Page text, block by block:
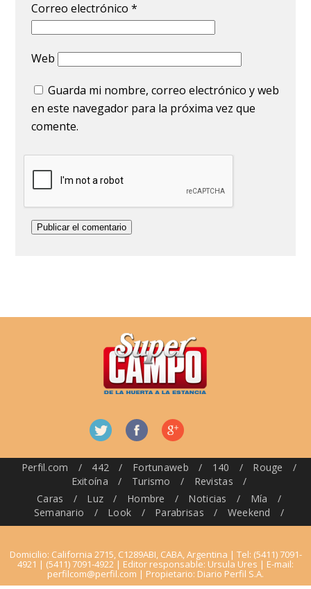
Correo electrónico*
Web
Guarda mi nombre, correo electrónico y web
en este navegador para la próxima vez que
comente.
Perfil.com / 442 / Fortunaweb / 140 / Rouge
/
Exitoína
/ Turismo / Revistas
/
Caras
/ Luz / Hombre / Noticias / Mía
/
Semanario
/ Look / Parabrisas / Weekend /
Domicilio: California 2715, C1289ABI, CABA, Argentina | Tel: (5411) 7091-
4921 | (5411) 7091-4922 | Editor responsable: Ursula Ures | E-mail:
perfilcom@perfil.com | Propietario: Diario Perfil S.A.